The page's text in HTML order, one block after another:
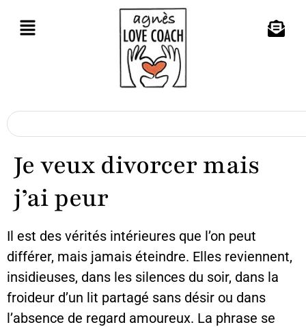
Je veux divorcer mais
j’ai peur
Il est des vérités intérieures que l’on peut
différer, mais jamais éteindre. Elles reviennent,
insidieuses, dans les silences du soir, dans la
froideur d’un lit partagé sans désir ou dans
l’absence de regard amoureux. La phrase se